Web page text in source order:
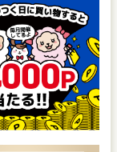
円（税込）分の
うお願い申し